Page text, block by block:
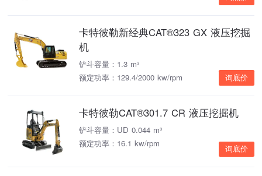
卡特彼勒新经典CAT®323 GX 液压挖掘
机
铲斗容量：1.3 m³
额定功率：129.4/2000 kw/rpm
询底价
卡特彼勒CAT®301.7 CR 液压挖掘机
铲斗容量：UD 0.044 m³
额定功率：16.1 kw/rpm
询底价